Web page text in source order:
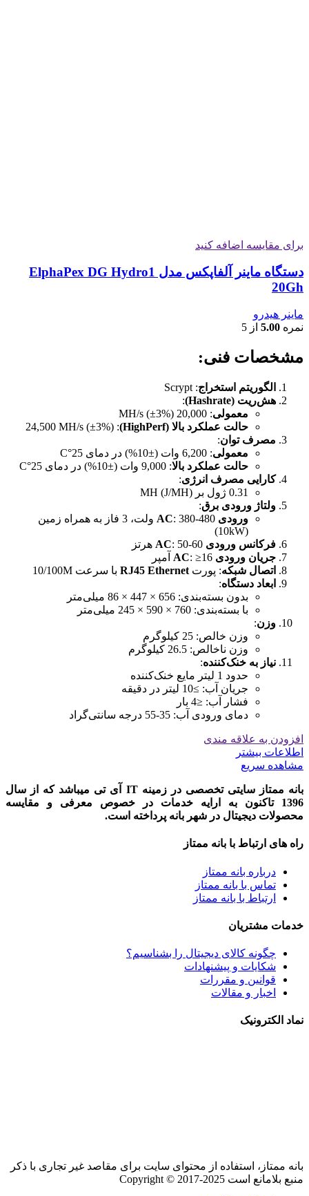
برای مقایسه اضافه کنید
دستگاه ماینر آلفاپکس مدل ElphaPex DG Hydro1
20Gh
ماینر هیدرو
نمره 5.00 از 5
مشخصات فنی:
الگوریتم استخراج: Scrypt
هش‌ریت (Hashrate)
:
معمولی: 20,000 MH/s (±3%)
حالت عملکرد بالا (HighPerf)
: 24,500 MH/s (±3%)
مصرف توان:
معمولی: 6,200 وات (±10%) در دمای 25°C
حالت عملکرد بالا: 9,000 وات (±10%) در دمای 25°C
کارایی مصرف انرژی:
0.31 ژول بر MH (J/MH)
ولتاژ ورودی برق:
ورودی AC
: 380-480 ولت، 3 فاز به همراه زمین
(10kW)
فرکانس ورودی AC : 50-60 هرتز
جریان ورودی AC : ≥16 آمپر
اتصال شبکه: پورت RJ45 Ethernet با سرعت 10/100M
ابعاد دستگاه:
بدون بسته‌بندی: 656 × 447 × 86 میلی‌متر
با بسته‌بندی: 760 × 590 × 245 میلی‌متر
وزن:
وزن خالص: 25 کیلوگرم
وزن ناخالص: 26.5 کیلوگرم
نیاز به خنک‌کننده:
حدود 1 لیتر مایع خنک‌کننده
جریان آب: ≥10 لیتر در دقیقه
فشار آب: ≤4 بار
دمای ورودی آب: 35-55 درجه سانتی‌گراد
افزودن به علاقه مندی
اطلاعات بیشتر
مشاهده سریع
بانه ممتاز سایتی تخصصی در زمینه IT آی تی میباشد که از سال
1396 تاکنون به ارایه خدمات در خصوص معرفی و مقایسه
محصولات دیجیتال در شهر بانه پرداخته است.
راه های ارتباط با بانه ممتاز
درباره بانه ممتاز
تماس با بانه ممتاز
ارتباط با بانه ممتاز
خدمات مشتریان
چگونه کالای دیجیتال را بشناسیم؟
شکایات و پیشنهادات
قوانین و مقررات
اخبار و مقالات
نماد الکترونیک
بانه ممتاز، استفاده از محتوای سایت برای مقاصد غیر تجاری با ذکر
منبع بلامانع است Copyright © 2017-2025